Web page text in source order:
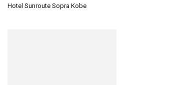
Hotel Sunroute Sopra Kobe